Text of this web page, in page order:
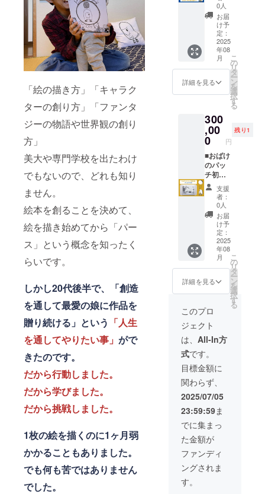
「絵の描き方」「キャラク
ターの創り方」「ファンタ
ジーの物語や世界観の創り
方」
美大や専門学校を出たわけ
でもないので、どれも知り
ません。
絵本を創ることを決めて、
絵を描き始めてから「パー
ス」という概念を知ったく
らいです。
しかし20代後半で、「創造
を通して最愛の娘に作品を
贈り続ける」という 「人生
を通してやりたい事」 がで
きたのです。
だから行動しました。
だから学びました。
だから挑戦しました。
1枚の絵を描くのに1ヶ月弱
かかることもありました。
でも何も苦ではありません
でした。
返金の
対応が
できか
ねる場
合がご
ざいま
す。予
めご了
承くだ
さい。
動、内
乱、テ
ロな
ど）、
争議行
為（ス
トライ
ロック
アウ
イコッ
トな
ど）、
法令の
改廃・
制定、
公権力
による
命令・
処分な
どの不
可抗力
事由に
より、
リター
ンの履
行やご
対応が
できか
合がご
ざいま
す。予
めご了
承くだ
さい。
を確認
させて
頂きま
す。※天
災地変
（地
水、台
風、火
染症、
伝染病
な
ど）、
社会的
事変
（戦
争、暴
動、内
乱、テ
ロな
ど）、
争議行
為（ス
トライ
アウ
ト、ボ
トな
ど）、
法令の
改廃・
制定、
公権力
による
命令・
処分な
どの不
可抗力
事由に
より、
リター
ンの履
行やご
返金の
対応が
受け取
りに来
られな
かった
方は、
後日池
本と会
ミング
にお渡
さい。※
当日受
け渡し
名前や
電話番
号など
を確認
させて
頂きま
す。※天
災地変
（地
震、津
波、洪
水、台
山噴
火、感
伝染病
な
ど）、
社会的
（戦
争、暴
動、内
乱、テ
ロな
ど）、
争議行
為（ス
トライ
キ、
ロック
アウ
ト、ボ
池本の
メール
もしく
Instagr
amの
DMにて
ご連絡
頂ける
月2日に
絵本を
受け取
られな
かった
方は、
後日池
本と会
うタイ
ミング
にお渡
しさせ
てくだ
さい。※
当日受
け渡し
時、お
号など
させて
頂きま
災地変
（地
震、津
波、洪
水、台
山噴
火、感
伝染病
な
社会的
には、
手書き
「Than
you♪」
の文字
を入れ
ており
しは受
け付け
ており
ませ
ん。※ど
うして
も当日
会場へ
来るこ
とが難
しい場
合は、
池本の
メール
もしく
Instagr
amの
頂ける
りま
す。※8
月2日に
絵本を
受け取
りに来
られな
かった
後日池
本と会
うタイ
ミング
にお渡
しさせ
てくだ
た映像
に「あ
なたの
お名
前」を
載せる■
※「絵本
フェ
ス」当
日の池
も、あ
なたの
お名前
をスポ
ンサー
様とし
て載せ
させて
頂きま
す。※支
援時、
備考欄
に映像
に掲載
を希望
される
お名前
を必ず
ご記入
い。※掲
載する
お名前
の内容
や文字
量、公
序良俗
に反し
ていな
いかな
どは、
事前に
ご確認
させて
頂きま
す。※確
認の
上、公
0人
お届
け予
定：
2025
年08
月
詳細を見る
こ
の
リ
タ
ー
ン
を
選
択
す
る
300
,00
0 円
残り1
■おばけ
のパッ
チ初登
場シー
ン」
アート
パネル
を受け
取る■※
サイズ
はA4サ
イズほ
どを予
定して
おりま
す。※ご
希望の
方に
は、当
日手書
きでお
名前を
入れさ
せてい
ただき
ます。※
絵の裏
には、
池本の
手書き
で「日
付」
「サイ
ン絵」
支援
者：
0人
お届
け予
定：
2025
年08
月
詳細を見る
こ
の
リ
タ
ー
ン
を
選
択
す
る
このプロ
ジェクト
は、 All-In方
式です。
目標金額に
関わらず、
2025/07/05
23:59:59ま
でに集まっ
た金額が
ファンディ
ングされま
す。